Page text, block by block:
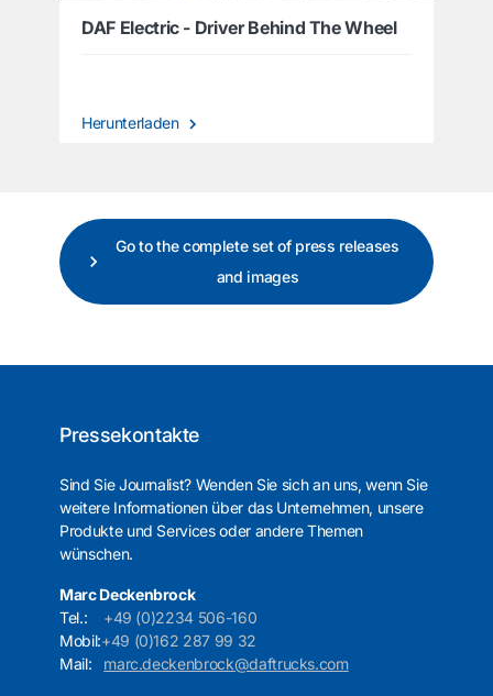
DAF Electric - Driver Behind The Wheel
Herunterladen
Go to the complete set of press releases
and images
Pressekontakte
Sind Sie Journalist? Wenden Sie sich an uns, wenn Sie
weitere Informationen über das Unternehmen, unsere
Produkte und Services oder andere Themen
wünschen.
Marc Deckenbrock
Tel.: +49 (0)2234 506-160
Mobil:+49 (0)162 287 99 32
Mail: marc.deckenbrock@daftrucks.com